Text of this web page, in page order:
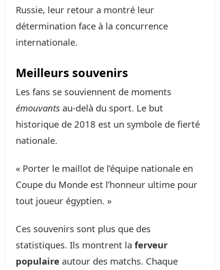
Russie, leur retour a montré leur
détermination face à la concurrence
internationale.
Meilleurs souvenirs
Les fans se souviennent de moments
émouvants au-delà du sport. Le but
historique de 2018 est un symbole de fierté
nationale.
« Porter le maillot de l’équipe nationale en
Coupe du Monde est l’honneur ultime pour
tout joueur égyptien. »
Ces souvenirs sont plus que des
statistiques. Ils montrent la ferveur
populaire autour des matchs. Chaque